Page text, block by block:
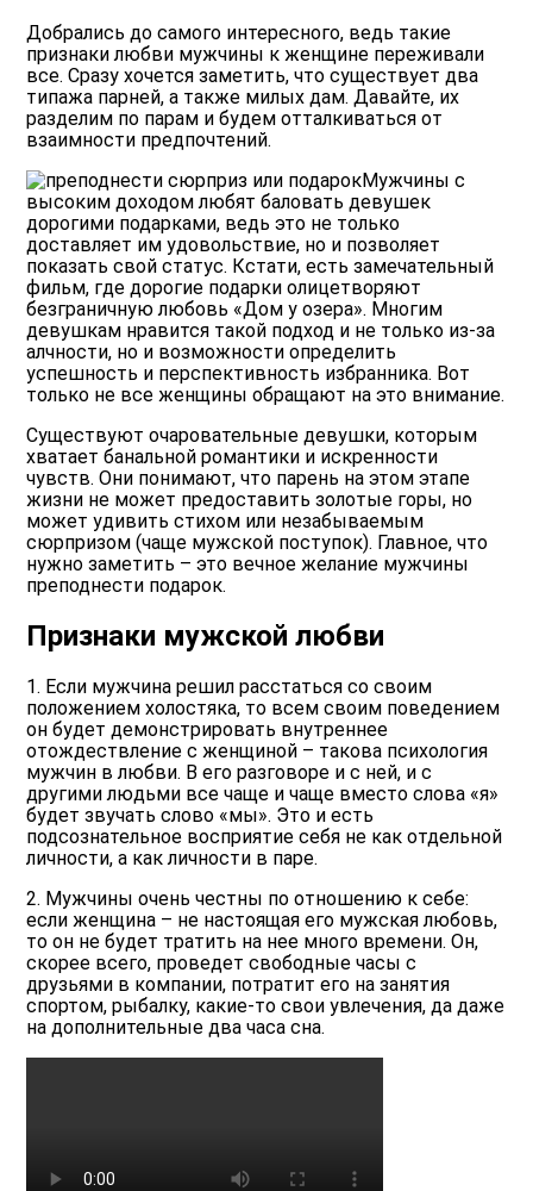
Добрались до самого интересного, ведь такие
признаки любви мужчины к женщине переживали
все. Сразу хочется заметить, что существует два
типажа парней, а также милых дам. Давайте, их
разделим по парам и будем отталкиваться от
взаимности предпочтений.
Мужчины с
высоким доходом любят баловать девушек
дорогими подарками, ведь это не только
доставляет им удовольствие, но и позволяет
показать свой статус. Кстати, есть замечательный
фильм, где дорогие подарки олицетворяют
безграничную любовь«Дом у озера». Многим
девушкам нравится такой подход и не только из-за
алчности, но и возможности определить
успешность и перспективность избранника. Вот
только не все женщины обращают на это внимание.
Существуют очаровательные девушки, которым
хватает банальной романтики и искренности
чувств. Они понимают, что парень на этом этапе
жизни не может предоставить золотые горы, но
может удивить стихом или незабываемым
сюрпризом (чаще мужской поступок). Главное, что
нужно заметить – это вечное желание мужчины
преподнести подарок.
Признаки мужской любви
1. Если мужчина решил расстаться со своим
положением холостяка, то всем своим поведением
он будет демонстрировать внутреннее
отождествление с женщиной – такова психология
мужчин в любви. В его разговоре и с ней, и с
другими людьми все чаще и чаще вместо слова «я»
будет звучать слово «мы». Это и есть
подсознательное восприятие себя не как отдельной
личности, а как личности в паре.
2. Мужчины очень честны по отношению к себе:
если женщина – не настоящая его мужская любовь,
то он не будет тратить на нее много времени. Он,
скорее всего, проведет свободные часы с
друзьями в компании, потратит его на занятия
спортом, рыбалку, какие-то свои увлечения, да даже
на дополнительные два часа сна.